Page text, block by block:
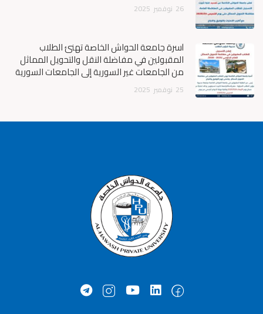
26 نوفمبر 2025
أسرة جامعة الحواش الخاصة تهنئ الطلاب
المقبولين في مفاضلة النقل والتحويل المماثل
من الجامعات غير السورية إلى الجامعات السورية
25 نوفمبر 2025